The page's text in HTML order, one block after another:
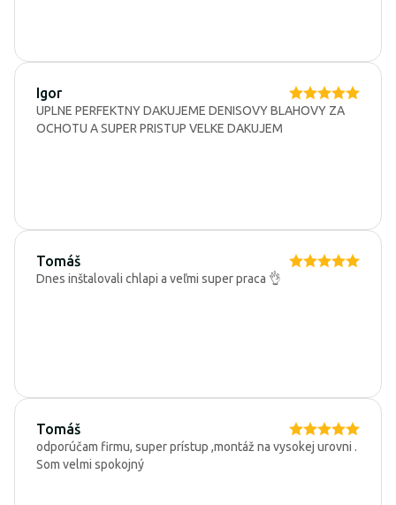
Igor
UPLNE PERFEKTNY DAKUJEME DENISOVY BLAHOVY ZA
OCHOTU A SUPER PRISTUP VELKE DAKUJEM
Tomáš
Dnes inštalovali chlapi a veľmi super praca 👌
Tomáš
odporúčam firmu, super prístup ,montáž na vysokej urovni .
Som velmi spokojný